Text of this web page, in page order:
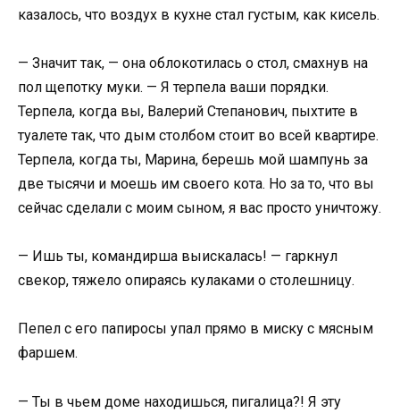
казалось, что воздух в кухне стал густым, как кисель.
— Значит так, — она облокотилась о стол, смахнув на
пол щепотку муки. — Я терпела ваши порядки.
Терпела, когда вы, Валерий Степанович, пыхтите в
туалете так, что дым столбом стоит во всей квартире.
Терпела, когда ты, Марина, берешь мой шампунь за
две тысячи и моешь им своего кота. Но за то, что вы
сейчас сделали с моим сыном, я вас просто уничтожу.
— Ишь ты, командирша выискалась! — гаркнул
свекор, тяжело опираясь кулаками о столешницу.
Пепел с его папиросы упал прямо в миску с мясным
фаршем.
— Ты в чьем доме находишься, пигалица?! Я эту